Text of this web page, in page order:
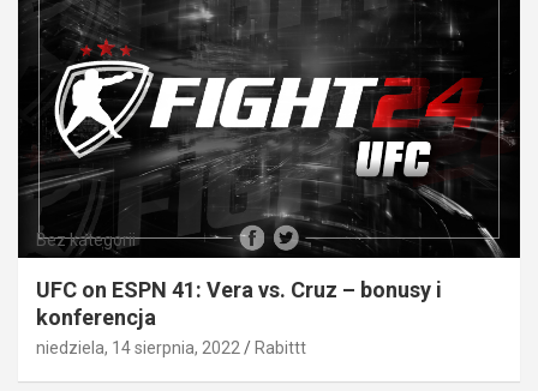
Bez kategorii
UFC on ESPN 41: Vera vs. Cruz – bonusy i
konferencja
niedziela, 14 sierpnia, 2022 Rabittt